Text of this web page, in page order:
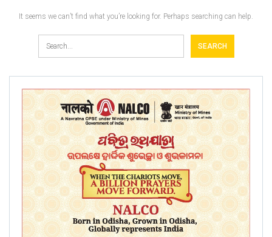
It seems we can’t find what you’re looking for. Perhaps searching can help.